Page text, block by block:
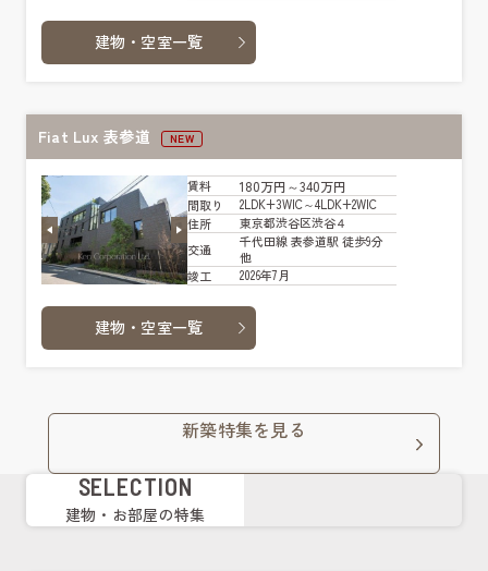
建物・空室一覧
Fiat Lux 表参道 NEW
賃料 180万円～340万円
間取り
2LDK+3WIC～4LDK+2WIC
住所
東京都渋谷区渋谷４
交通
千代田線 表参道駅 徒歩9分
他
竣工
2026年7月
建物・空室一覧
新築特集を見る
SELECTION
建物・お部屋の特集